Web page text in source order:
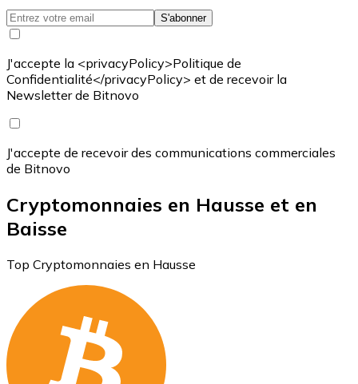
S'abonner
J'accepte la <privacyPolicy>Politique de
Confidentialité</privacyPolicy> et de recevoir la
Newsletter de Bitnovo
J'accepte de recevoir des communications commerciales
de Bitnovo
Cryptomonnaies en Hausse et en
Baisse
Top Cryptomonnaies en Hausse